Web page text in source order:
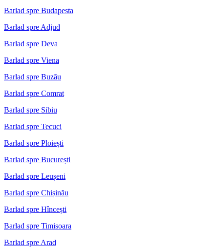
Barlad spre Budapesta
Barlad spre Adjud
Barlad spre Deva
Barlad spre Viena
Barlad spre Buzău
Barlad spre Comrat
Barlad spre Sibiu
Barlad spre Tecuci
Barlad spre Ploiești
Barlad spre București
Barlad spre Leușeni
Barlad spre Chișinău
Barlad spre Hîncești
Barlad spre Timisoara
Barlad spre Arad